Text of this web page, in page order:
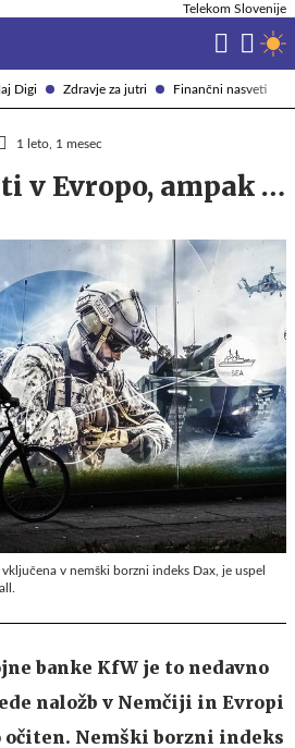
Digi Zdravje za jutri Finančni nasveti
Telekom Slovenije
1 leto, 1 mesec
v Evropo, ampak …
v nemški borzni indeks Dax, je uspel
banke KfW je to nedavno
naložb v Nemčiji in Evropi
Nemški borzni indeks